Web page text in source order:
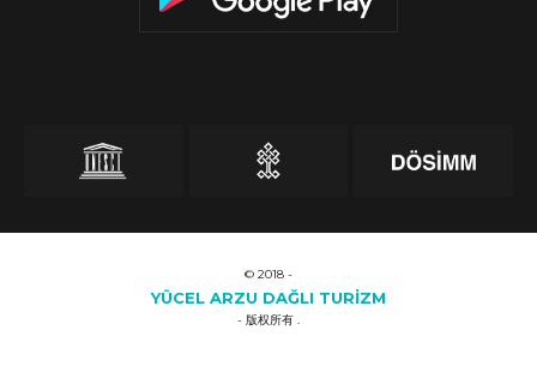
© 2018 -
YÜCEL ARZU DAĞLI TURİZM
- 版权所有 .